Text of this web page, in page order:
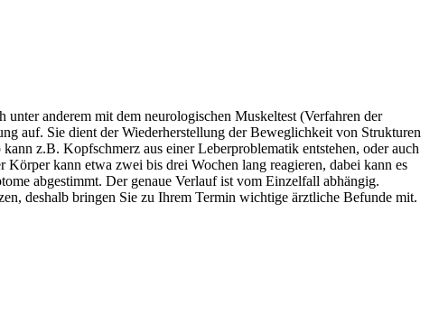
anderem mit dem neurologischen Muskeltest (Verfahren der
auf. Sie dient der Wiederherstellung der Beweglichkeit von Strukturen
z.B. Kopfschmerz aus einer Leberproblematik entstehen, oder auch
kann etwa zwei bis drei Wochen lang reagieren, dabei kann es
abgestimmt. Der genaue Verlauf ist vom Einzelfall abhängig.
deshalb bringen Sie zu Ihrem Termin wichtige ärztliche Befunde mit.